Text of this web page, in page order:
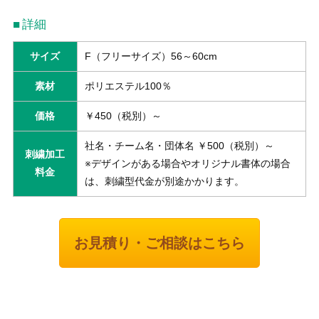
詳細
サイズ F（フリーサイズ）56～60cm
素材 ポリエステル100％
価格 ￥450（税別）～
刺繍加工
料金
社名・チーム名・団体名 ￥500（税別）～
※デザインがある場合やオリジナル書体の場合
は、刺繍型代金が別途かかります。
お見積り・ご相談はこちら